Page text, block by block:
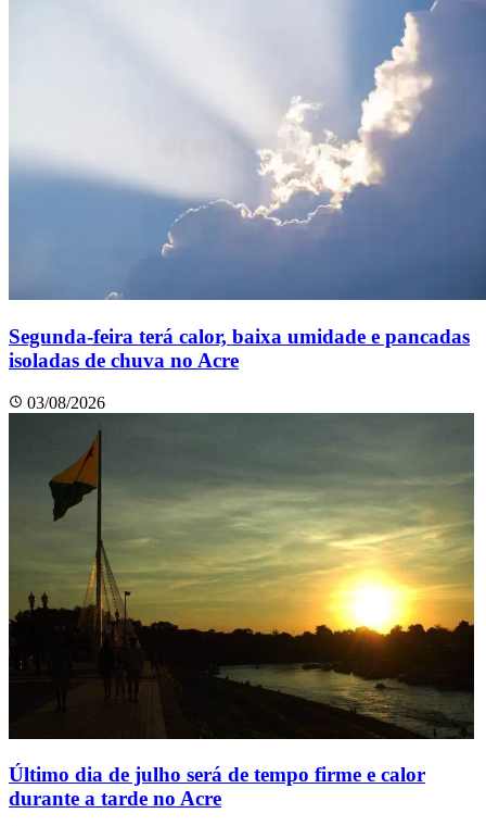
Segunda-feira terá calor, baixa umidade e pancadas
isoladas de chuva no Acre
03/08/2026
Último dia de julho será de tempo firme e calor
durante a tarde no Acre